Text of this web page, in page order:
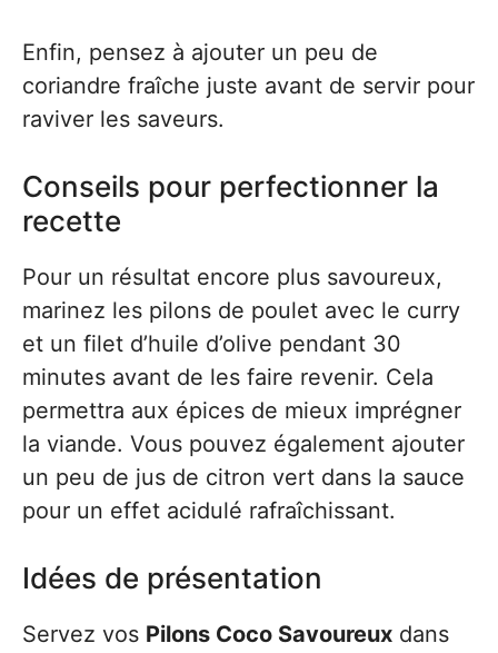
Enfin, pensez à ajouter un peu de
coriandre fraîche juste avant de servir pour
raviver les saveurs.
Conseils pour perfectionner la
recette
Pour un résultat encore plus savoureux,
marinez les pilons de poulet avec le curry
et un filet d’huile d’olive pendant 30
minutes avant de les faire revenir. Cela
permettra aux épices de mieux imprégner
la viande. Vous pouvez également ajouter
un peu de jus de citron vert dans la sauce
pour un effet acidulé rafraîchissant.
Idées de présentation
Servez vos Pilons Coco Savoureux dans